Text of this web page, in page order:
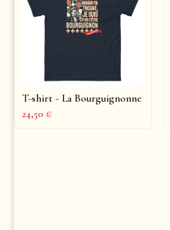
T-shirt - La Bourguignonne
24,50 €